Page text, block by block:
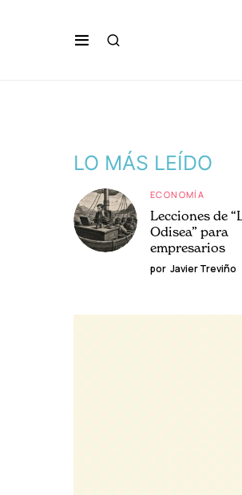
LO MÁS LEÍDO
ECONOMÍA
Lecciones de
Odisea” para
empresarios
por Javier Treviño